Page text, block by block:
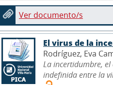
Ver documento/s
El virus de la
Rodríguez, Eva
La incertidumbre,
indefinida entre la